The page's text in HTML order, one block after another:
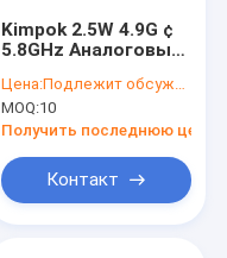
Kimpok 2.5W 4.9G ¢
5.8GHz Аналоговый
компактный легкий
дальнобойный FPV
VTX
Цена:Подлежит обсуждению
MOQ:10
Получить последнюю цену
Контакт